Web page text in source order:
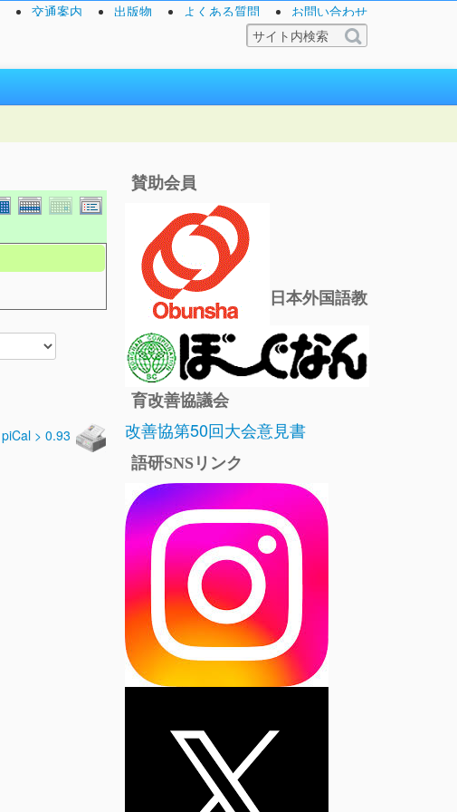
交通案内 出版物 よくある質問 お問い合わせ
piCal > 0.93
賛助会員
日本外国語教
育改善協議会
改善協第50回大会意見書
語研SNSリンク